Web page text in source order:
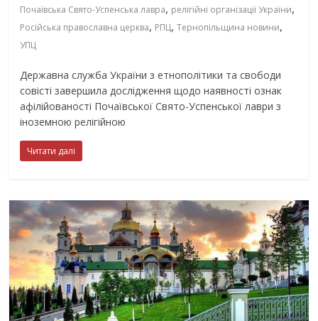
Почаївська Свято-Успенська лавра, релігійні організації України,
Російська православна церква, РПЦ,Тернопільщина новини,
УПЦ
Державна служба України з етнополітики та свободи
совісті завершила дослідження щодо наявності ознак
афілійованості Почаївської Свято-Успенської лаври з
іноземною релігійною
Читати далі